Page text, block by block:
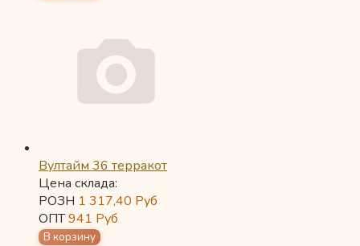
Вултайм 36 терракот
Цена склада:
РОЗН 1 317,40 Руб
ОПТ941 Руб